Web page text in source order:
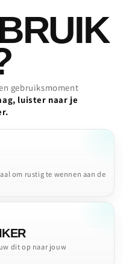
gebruiksmoment
luister naar je
om rustig te wennen aan de
dit op naar jouw